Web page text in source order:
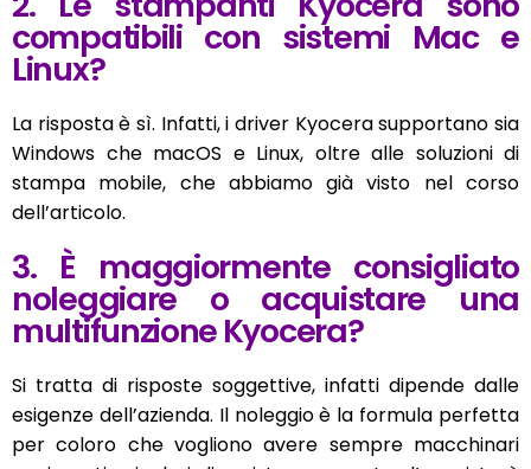
compatibili con sistemi Mac e
Linux?
La risposta è sì. Infatti, i driver Kyocera supportano sia
Windows che macOS e Linux, oltre alle soluzioni di
stampa mobile, che abbiamo già visto nel corso
dell’articolo.
3. È maggiormente consigliato
noleggiare o acquistare una
multifunzione Kyocera?
Si tratta di risposte soggettive, infatti dipende dalle
esigenze dell’azienda. Il noleggio è la formula perfetta
per coloro che vogliono avere sempre macchinari